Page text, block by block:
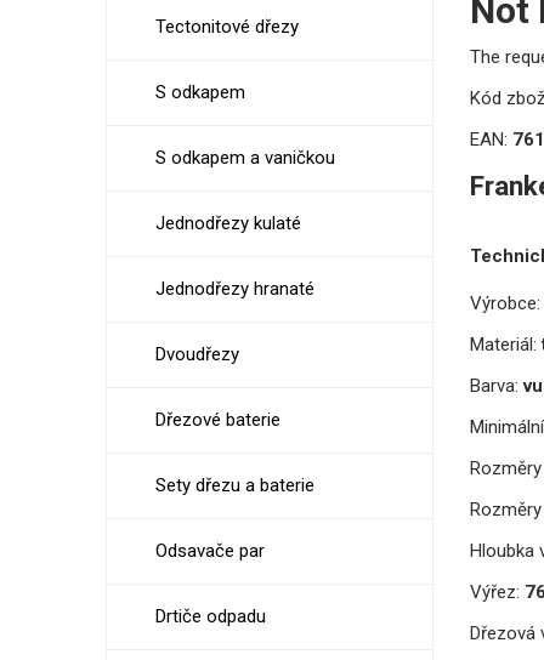
Not
The
Kód
EAN:
Výrobce:
Materiál:
Barva:
Hloubka
Výřez:
Dřezová
Tectonitové dřezy
S odkapem
S odkapem a vaničkou
Jednodřezy kulaté
Jednodřezy hranaté
Dvoudřezy
Dřezové baterie
Sety dřezu a baterie
Odsavače par
Drtiče odpadu